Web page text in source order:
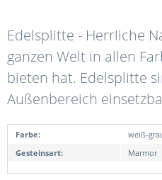
Edelsplitte - Herrliche
ganzen Welt in allen
bieten hat. Edelsplitte
Außenbereich
Farbe:
weiß-
Gesteinsart:
Marmor